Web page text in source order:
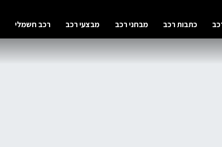
כתבות רכב מבחני רכב מבצעי רכב רכב חשמלי